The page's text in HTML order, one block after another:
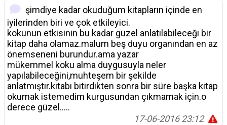
şimdiye kadar okuduğum kitapların içinde en
iyilerinden biri ve çok etkileyici.
kokunun etkisinin bu kadar güzel anlatılabileceği bir
kitap daha olamaz.malum beş duyu organından en az
önemseneni burundur.ama yazar
mükemmel koku alma duygusuyla neler
yapılabileceğini,muhteşem bir şekilde
anlatmıştır.kitabı bitirdikten sonra bir süre başka kitap
okumak istemedim kurgusundan çıkmamak için.o
derece güzel.....
17-06-2016 23:12